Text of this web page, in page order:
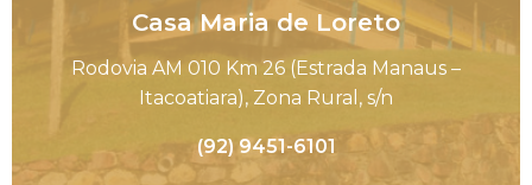
Casa Maria de Loreto
Rodovia AM 010 Km 26 (Estrada Manaus –
Itacoatiara), Zona Rural, s/n
(92) 9451-6101